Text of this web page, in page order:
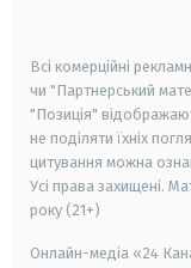
Всі комерційні
чи "Партнерський
"Позиція"
не поділяти їхніх
цитування можна
Усі права захищені.
року (21+)
Онлайн-медіа «24